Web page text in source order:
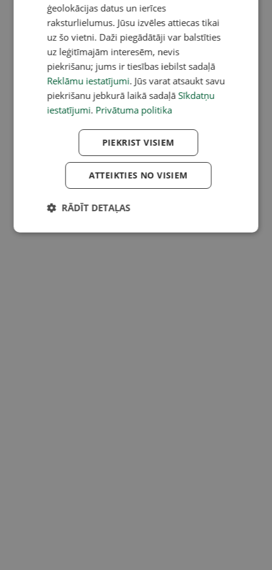
ģeolokācijas datus un ierīces
raksturlielumus. Jūsu izvēles attiecas tikai
uz šo vietni. Daži piegādātāji var balstīties
uz leģitīmajām interesēm, nevis
piekrišanu; jums ir tiesības iebilst sadaļā
Reklāmu iestatījumi. Jūs varat atsaukt savu
piekrišanu jebkurā laikā sadaļā Sīkdatņu
iestatījumi. Privātuma politika
PIEKRIST VISIEM
ATTEIKTIES NO VISIEM
RĀDĪT DETAĻAS